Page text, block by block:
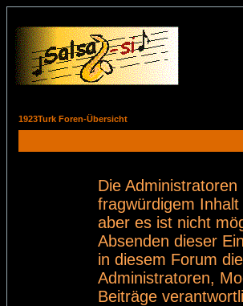
1923Turk Foren-Übersicht
Die
fragwürdigem
aber es ist nicht
Absenden dieser
in diesem Forum
Administratoren,
Beiträge